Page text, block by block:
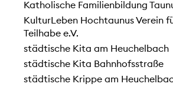
Katholische Familienbildung
KulturLeben Hochtaunus Verein
Teilhabe e.V.
städtische Kita am Heuchelbach
städtische Kita Bahnhofsstraße
städtische Krippe am